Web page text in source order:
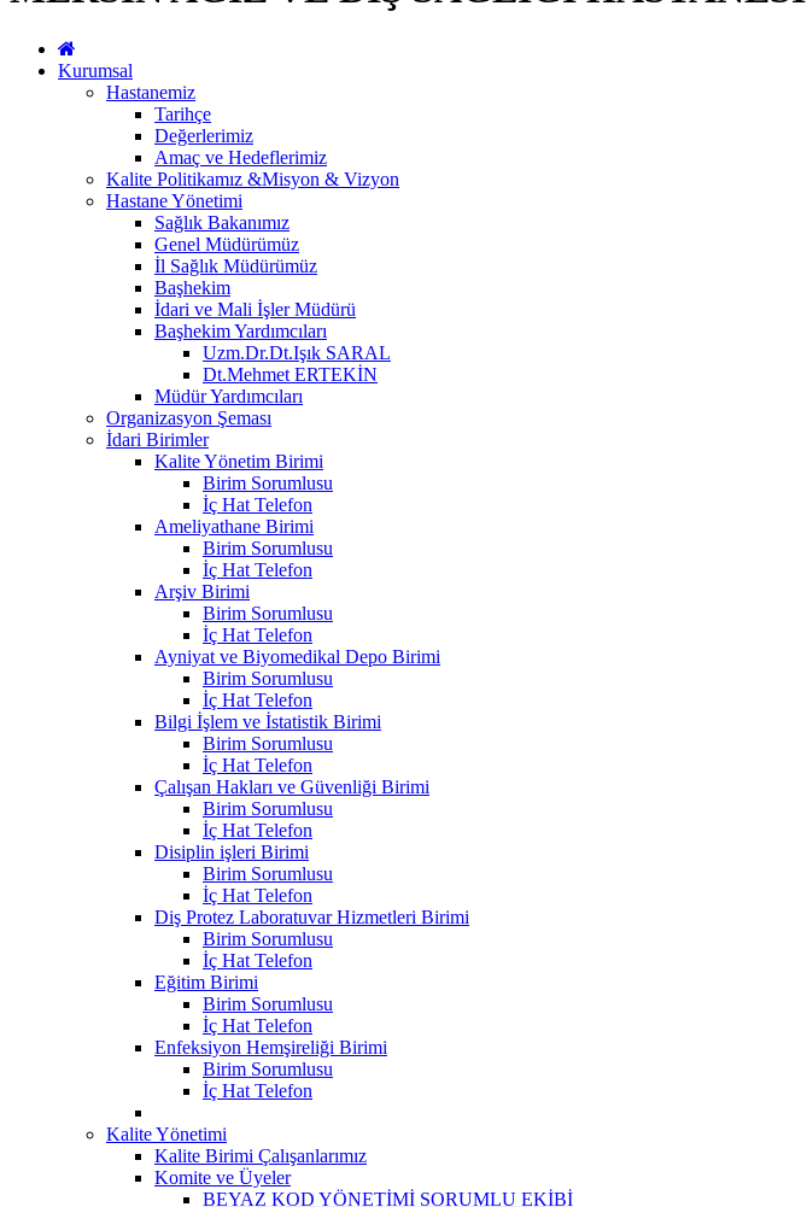
Kurumsal
Hastanemiz
Tarihçe
Değerlerimiz
Amaç ve Hedeflerimiz
Kalite Politikamız &Misyon & Vizyon
Hastane Yönetimi
Sağlık Bakanımız
Genel Müdürümüz
İl Sağlık Müdürümüz
Başhekim
İdari ve Mali İşler Müdürü
Başhekim Yardımcıları
Uzm.Dr.Dt.Işık SARAL
Dt.Mehmet ERTEKİN
Müdür Yardımcıları
Organizasyon Şeması
İdari Birimler
Kalite Yönetim Birimi
Birim Sorumlusu
İç Hat Telefon
Ameliyathane Birimi
Birim Sorumlusu
İç Hat Telefon
Arşiv Birimi
Birim Sorumlusu
İç Hat Telefon
Ayniyat ve Biyomedikal Depo Birimi
Birim Sorumlusu
İç Hat Telefon
Bilgi İşlem ve İstatistik Birimi
Birim Sorumlusu
İç Hat Telefon
Çalışan Hakları ve Güvenliği Birimi
Birim Sorumlusu
İç Hat Telefon
Disiplin işleri Birimi
Birim Sorumlusu
İç Hat Telefon
Diş Protez Laboratuvar Hizmetleri Birimi
Birim Sorumlusu
İç Hat Telefon
Eğitim Birimi
Birim Sorumlusu
İç Hat Telefon
Enfeksiyon Hemşireliği Birimi
Birim Sorumlusu
İç Hat Telefon
Kalite Yönetimi
Kalite Birimi Çalışanlarımız
Komite ve Üyeler
BEYAZ KOD YÖNETİMİ SORUMLU EKİBİ